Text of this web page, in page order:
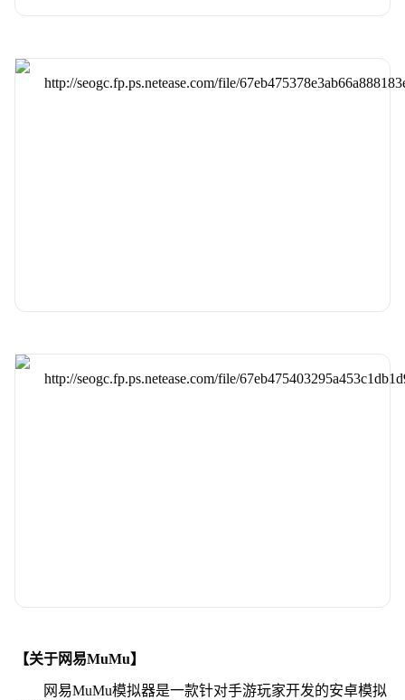
【关于网易MuMu】
网易MuMu模拟器是一款针对手游玩家开发的安卓模拟